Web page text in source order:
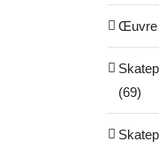
Œuvre
(69)